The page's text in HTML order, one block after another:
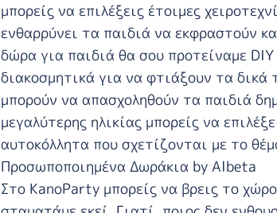
μπορείς να επιλέξεις έτοιμες
ενθαρρύνει τα παιδιά να εκφραστούν
δώρα για παιδιά θα σου προτείναμε
διακοσμητικά για να φτιάξουν τα δικά
μπορούν να απασχοληθούν τα παιδιά
μεγαλύτερης ηλικίας μπορείς να
αυτοκόλλητα που σχετίζονται με το
Προσωποποιημένα Δωράκια by Albeta
Στο KanoParty μπορείς να βρεις το